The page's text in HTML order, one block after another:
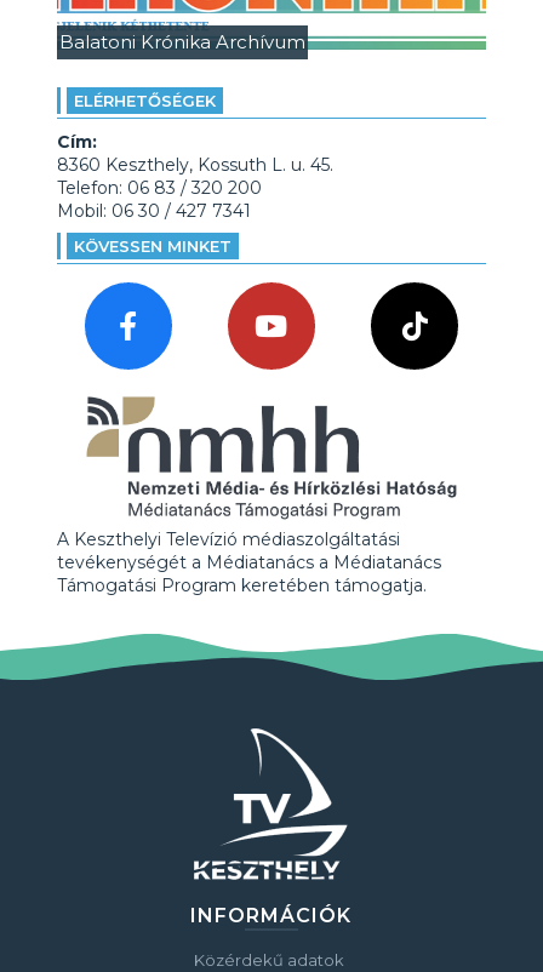
Balatoni Krónika Archívum
ELÉRHETŐSÉGEK
Cím:
8360 Keszthely, Kossuth L. u. 45.
Telefon: 06 83 / 320 200
Mobil: 06 30 / 427 7341
KÖVESSEN MINKET
A Keszthelyi Televízió médiaszolgáltatási
tevékenységét a Médiatanács a Médiatanács
Támogatási Program keretében támogatja.
INFORMÁCIÓK
Közérdekű adatok